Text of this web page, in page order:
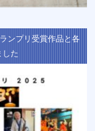
ンプリ受賞作品と各
した